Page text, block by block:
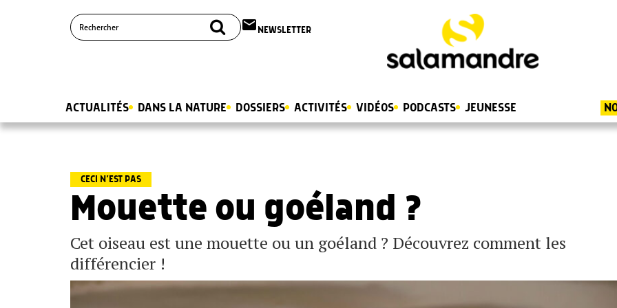
email NEWSLETTER
ACTUALITÉS DANS LA NATURE DOSSIERS ACTIVITÉS VIDÉOS PODCASTS JEUNESSE
CECI N’EST PAS
Mouette ou goéland ?
Cet oiseau est une mouette ou un goéland ? Découvrez comment les
différencier !